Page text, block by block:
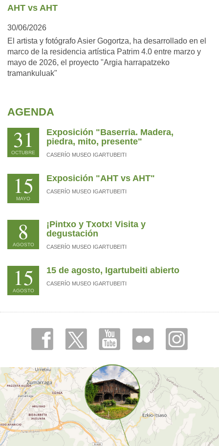
AHT vs AHT
30/06/2026
El artista y fotógrafo Asier Gogortza, ha desarrollado en el
marco de la residencia artística Patrim 4.0 entre marzo y
mayo de 2026, el proyecto "Argia harrapatzeko
tramankuluak"
AGENDA
31
OCTUBRE
Exposición "Baserria. Madera,
piedra, mito, presente"
CASERÍO MUSEO IGARTUBEITI
15
MAYO
Exposición "AHT vs AHT"
CASERÍO MUSEO IGARTUBEITI
8
AGOSTO
¡Pintxo y Txotx! Visita y
degustación
CASERÍO MUSEO IGARTUBEITI
15
AGOSTO
15 de agosto, Igartubeiti abierto
CASERÍO MUSEO IGARTUBEITI